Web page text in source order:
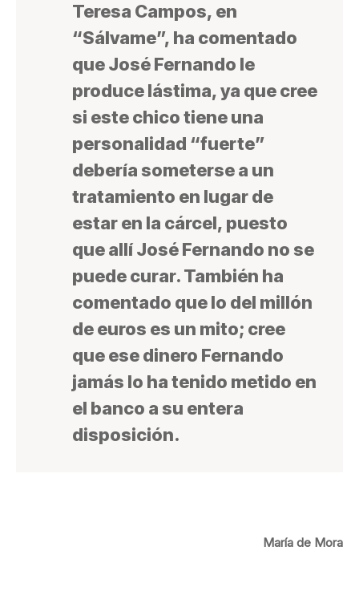
Teresa Campos, en
“Sálvame”, ha comentado
que José Fernando le
produce lástima, ya que cree
si este chico tiene una
personalidad “fuerte”
debería someterse a un
tratamiento en lugar de
estar en la cárcel, puesto
que allí José Fernando no se
puede curar. También ha
comentado que lo del millón
de euros es un mito; cree
que ese dinero Fernando
jamás lo ha tenido metido en
el banco a su entera
disposición.
María de Mora